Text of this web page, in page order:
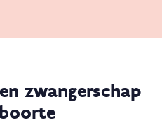
zwangerschap